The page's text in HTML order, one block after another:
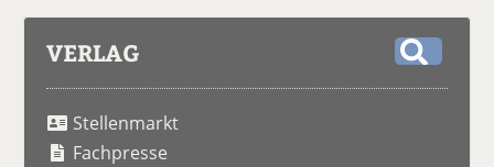
VERLAG
Stellenmarkt
Fachpresse